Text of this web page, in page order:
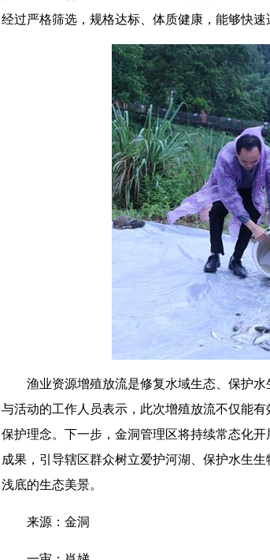
经过严格筛选，规格达标、体质健康，能够快
渔业资源增殖放流是修复水域生态、保护
与活动的工作人员表示，此次增殖放流不仅能
保护理念。下一步，金洞管理区将持续常态化
成果，引导辖区群众树立爱护河湖、保护水生
浅底的生态美景。
来源：金洞